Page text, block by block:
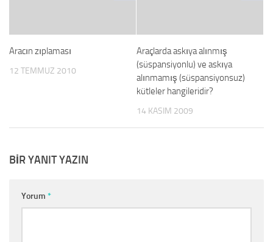
Aracın zıplaması
12 TEMMUZ 2010
Araçlarda askıya alınmış
(süspansiyonlu) ve askıya
alınmamış (süspansiyonsuz)
kütleler hangileridir?
14 KASIM 2009
BIR YANIT YAZIN
Yorum *